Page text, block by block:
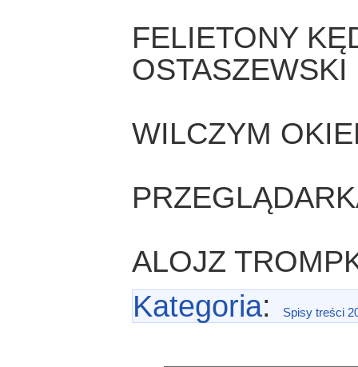
FELIETONY
OSTASZEWSKI
WILCZYM
ALOJZ
Kategoria: Spisy treści